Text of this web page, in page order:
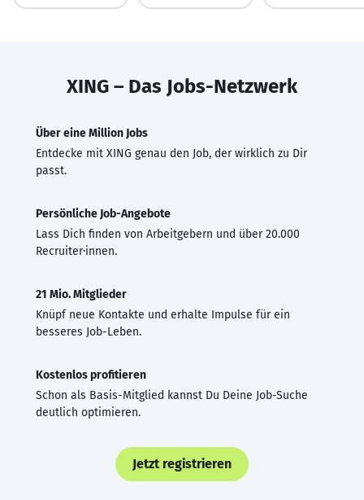
XING – Das Jobs-Netzwerk
Über eine Million Jobs
Entdecke mit XING genau den Job, der wirklich zu Dir
passt.
Persönliche Job-Angebote
Lass Dich finden von Arbeitgebern und über 20.000
Recruiter·innen.
21 Mio. Mitglieder
Knüpf neue Kontakte und erhalte Impulse für ein
besseres Job-Leben.
Kostenlos profitieren
Schon als Basis-Mitglied kannst Du Deine Job-Suche
deutlich optimieren.
Jetzt registrieren